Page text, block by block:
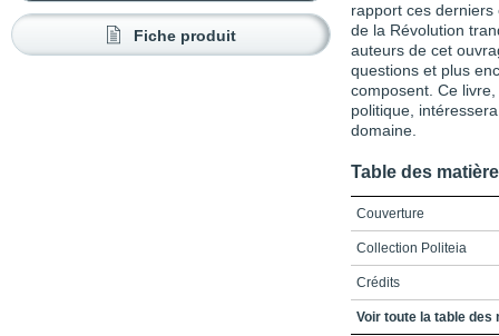
Fiche produit
rapport ces
de la Révolution
auteurs de cet
questions et plus
composent. Ce
politique,
domaine.
Table des
Couverture
Collection Politeia
Crédits
Remerciements
Voir toute la table des